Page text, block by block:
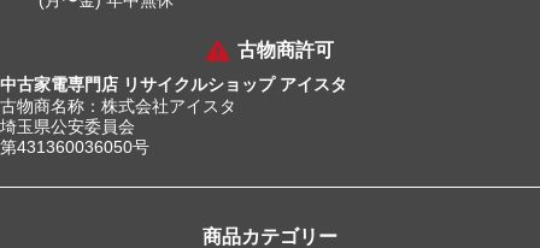
古物商許可
中古家電専門店 リサイクルショップ アイスタ
古物商名称：株式会社アイスタ
埼玉県公安委員会
第431360036050号
商品カテゴリー